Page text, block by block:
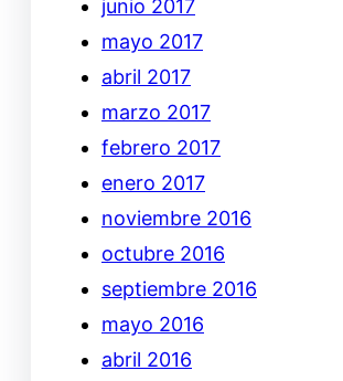
junio 2017
mayo 2017
abril 2017
marzo 2017
febrero 2017
enero 2017
noviembre 2016
octubre 2016
septiembre 2016
mayo 2016
abril 2016